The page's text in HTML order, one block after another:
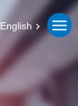
English